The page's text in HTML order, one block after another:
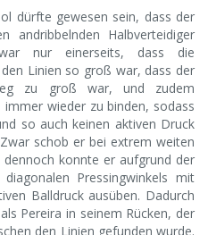
dürfte gewesen sein, dass der
andribbelnden Halbverteidiger
nur einerseits, dass die
Linien so groß war, dass der
zu groß war, und zudem
wieder zu binden, sodass
so auch keinen aktiven Druck
schob er bei extrem weiten
konnte er aufgrund der
Pressingwinkels mit
Balldruck ausüben. Dadurch
Pereira in seinem Rücken, der
den Linien gefunden wurde.